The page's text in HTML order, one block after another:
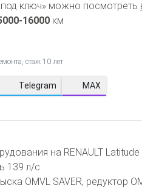
клиентов
5-го поколения
ключ» можно посмотреть
16000 км
стаж 10 лет
Telegram MAX
на RENAULT Latitude
139 л/с
OMVL SAVER, редуктор